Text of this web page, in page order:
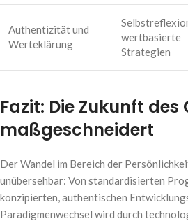
Authentizität und
Werteklärung
wertbasierte
Strategien
Fazit: Die Zukunft
maßgeschneidert
Der Wandel im Bereich der
unübersehbar: Von standardisierten
konzipierten, authentischen
Paradigmenwechsel wird durch